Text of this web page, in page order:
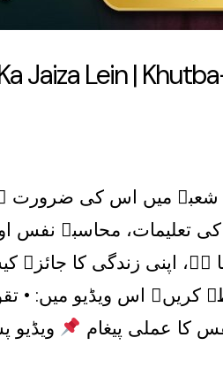
Jaiza Lein |
شعبے میں اس کی ضرورت
تعلیمات، محاسبۂ نفس
اپنی زندگی کا جائزہ
کریں۔ اس ویڈیو
کا عملی پیغام
ویڈیو